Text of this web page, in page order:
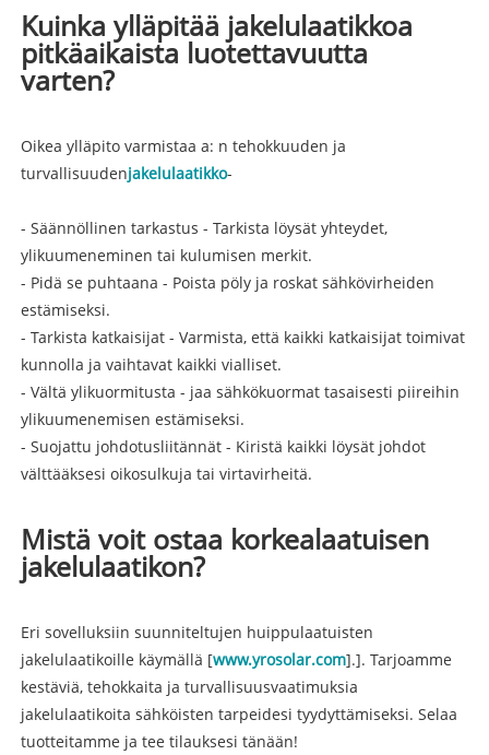
Kuinka ylläpitää jakelulaatikkoa
pitkäaikaista luotettavuutta
varten?
Oikea ylläpito varmistaa a: n tehokkuuden ja
turvallisuudenjakelulaatikko-
- Säännöllinen tarkastus - Tarkista löysät yhteydet,
ylikuumeneminen tai kulumisen merkit.
- Pidä se puhtaana - Poista pöly ja roskat sähkövirheiden
estämiseksi.
- Tarkista katkaisijat - Varmista, että kaikki katkaisijat toimivat
kunnolla ja vaihtavat kaikki vialliset.
- Vältä ylikuormitusta - jaa sähkökuormat tasaisesti piireihin
ylikuumenemisen estämiseksi.
- Suojattu johdotusliitännät - Kiristä kaikki löysät johdot
välttääksesi oikosulkuja tai virtavirheitä.
Mistä voit ostaa korkealaatuisen
jakelulaatikon?
Eri sovelluksiin suunniteltujen huippulaatuisten
jakelulaatikoille käymällä [www.yrosolar.com].]. Tarjoamme
kestäviä, tehokkaita ja turvallisuusvaatimuksia
jakelulaatikoita sähköisten tarpeidesi tyydyttämiseksi. Selaa
tuotteitamme ja tee tilauksesi tänään!